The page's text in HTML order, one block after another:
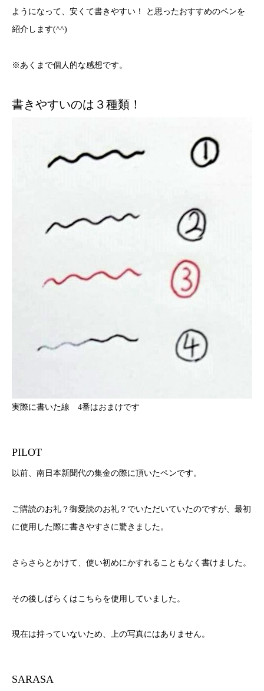
ようになって、安くて書きやすい！ と思ったおすすめのペンを
紹介します(^^)
※あくまで個人的な感想です。
書きやすいのは３種類！
実際に書いた線 4番はおまけです
PILOT
以前、南日本新聞代の集金の際に頂いたペンです。
ご購読のお礼？御愛読のお礼？でいただいていたのですが、最初
に使用した際に書きやすさに驚きました。
さらさらとかけて、使い初めにかすれることもなく書けました。
その後しばらくはこちらを使用していました。
現在は持っていないため、上の写真にはありません。
SARASA